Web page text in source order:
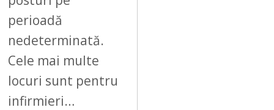
perioadă
nedeterminată.
Cele mai multe
locuri sunt pentru
infirmieri…